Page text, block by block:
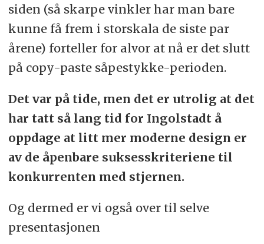
siden (så skarpe vinkler har man bare
kunne få frem i storskala de siste par
årene) forteller for alvor at nå er det slutt
på copy-paste såpestykke-perioden.
Det var på tide, men det er utrolig at det
har tatt så lang tid for Ingolstadt å
oppdage at litt mer moderne design er
av de åpenbare suksesskriteriene til
konkurrenten med stjernen.
Og dermed er vi også over til selve
presentasjonen